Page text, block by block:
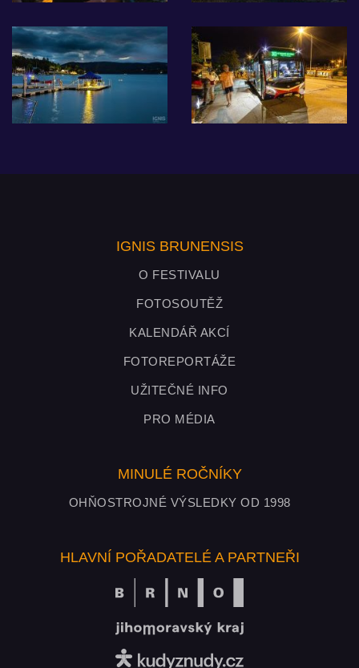
IGNIS BRUNENSIS
O FESTIVALU
FOTOSOUTĚŽ
KALENDÁŘ AKCÍ
FOTOREPORTÁŽE
UŽITEČNÉ INFO
PRO MÉDIA
MINULÉ ROČNÍKY
OHŇOSTROJNÉ VÝSLEDKY OD 1998
HLAVNÍ POŘADATELÉ A PARTNEŘI